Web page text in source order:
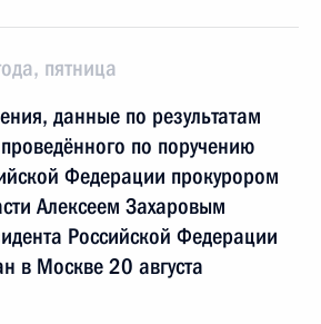
пятница
данные по результатам
по поручению
Федерации прокурором
Алексеем Захаровым
Российской Федерации
в Москве 20 августа